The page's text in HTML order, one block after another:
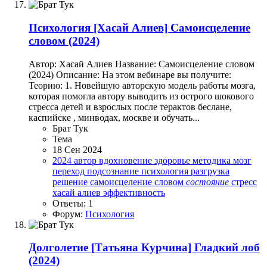
Психология [Хасай Алиев] Самоисцеление
словом (2024)
Автор: Хасай Алиев Название: Самоисцеление словом
(2024) Описание: На этом вебинаре вы получите:
Теорию: 1. Новейшую авторскую модель работы мозга,
которая помогла автору выводить из острого шокового
стресса детей и взрослых после терактов беслане,
каспийске , минводах, москве и обучать...
Брат Тук
Тема
18 Сен 2024
2024 автор вдохновение здоровье методика мозг
переход подсознание психология разгрузка
решение самоисцеление словом состояние стресс
хасай алиев эффективность
Ответы: 1
Форум: Психология
Долголетие [Татьяна Курчина] Гладкий лоб
(2024)